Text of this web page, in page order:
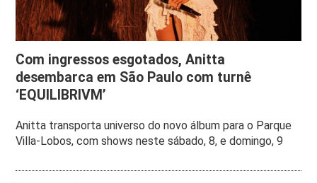
Com ingressos esgotados, Anitta
desembarca em São Paulo com turnê
‘EQUILIBRIVM’
Anitta transporta universo do novo álbum para o Parque
Villa-Lobos, com shows neste sábado, 8, e domingo, 9